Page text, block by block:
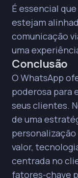
É essencial
estejam
comunicação
uma
Conclusão
O WhatsApp
poderosa para
seus clientes.
de uma
personalização
valor,
centrada no
fatores-chave